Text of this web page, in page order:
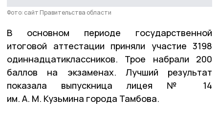
Фото: сайт Правительства области
В основном периоде государственной
итоговой аттестации приняли участие 3198
одиннадцатиклассников. Трое набрали 200
баллов на экзаменах. Лучший результат
показала выпускница лицея № 14
им. А. М. Кузьмина города Тамбова.